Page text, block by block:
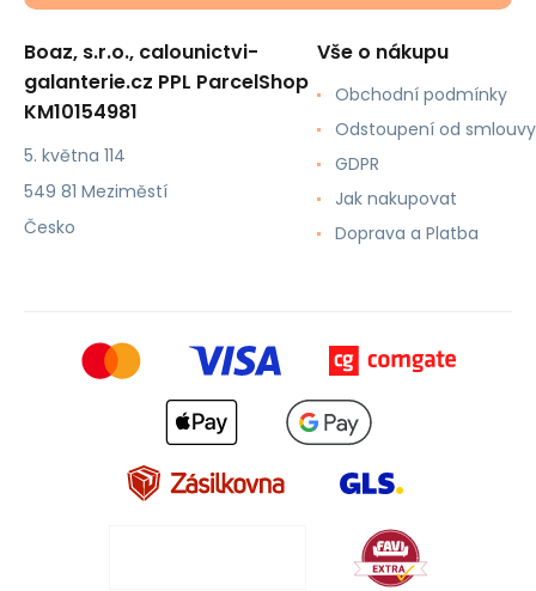
Boaz, s.r.o., calounictvi-
galanterie.cz PPL ParcelShop
KM10154981
5. května 114
549 81 Meziměstí
Česko
Vše o nákupu
Obchodní podmínky
Odstoupení od smlouvy
GDPR
Jak nakupovat
Doprava a Platba